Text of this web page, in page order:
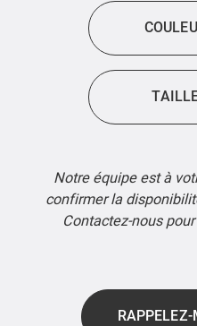
Notre équipe est à
confirmer la
Contactez-nous
RAPPELEZ-